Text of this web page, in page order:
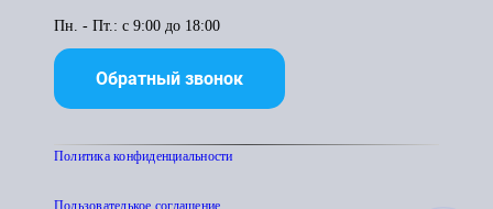
Пн. - Пт.: с 9:00 до 18:00
Обратный звонок
Политика конфиденциальности
Пользователькое соглашение